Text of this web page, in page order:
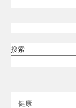
搜索
健康